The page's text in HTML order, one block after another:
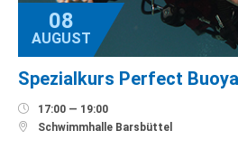
08
AUGUST
Spezialkurs Perfect
 17:00 — 19:00
 Schwimmhalle Barsbüttel